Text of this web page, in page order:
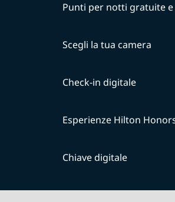
Punti per notti gratuite
Scegli la tua camera
Check-in digitale
Esperienze Hilton
Chiave digitale